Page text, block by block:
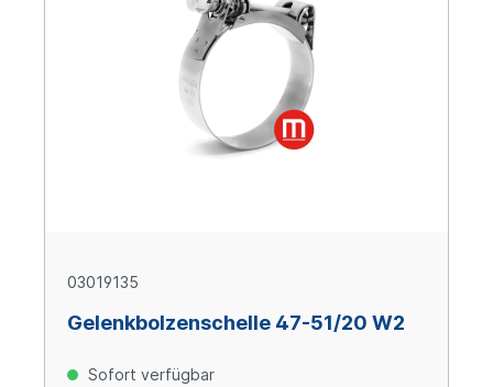
03019135
Gelenkbolzenschelle 47-51/20 W2
Sofort verfügbar